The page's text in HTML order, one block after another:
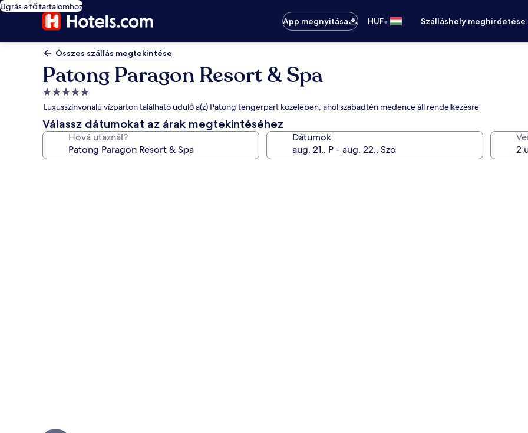
Ugrás a fő tartalomhoz
App megnyitása
HUF• Szálláshely meghirdetése
Összes szállás megtekintése
Patong Paragon Resort & Spa
5.0
csillagos
szálláshely
Luxusszínvonalú vízparton található üdülő a(z) Patong tengerpart közelében, ahol szabadtéri medence áll rendelkezésre
Válassz dátumokat az árak megtekintéséhez
Hová utaznál? Dátumok